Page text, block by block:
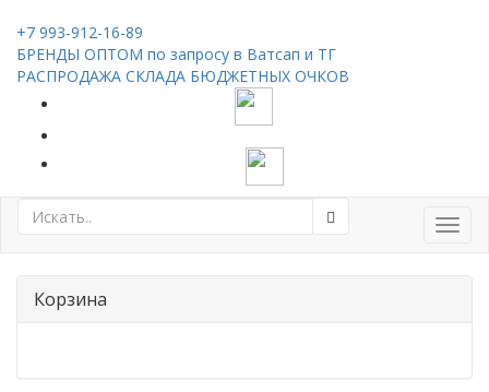
+7 993-912-16-89
БРЕНДЫ ОПТОМ по запросу в Ватсап и ТГ
РАСПРОДАЖА СКЛАДА БЮДЖЕТНЫХ ОЧКОВ
Корзина